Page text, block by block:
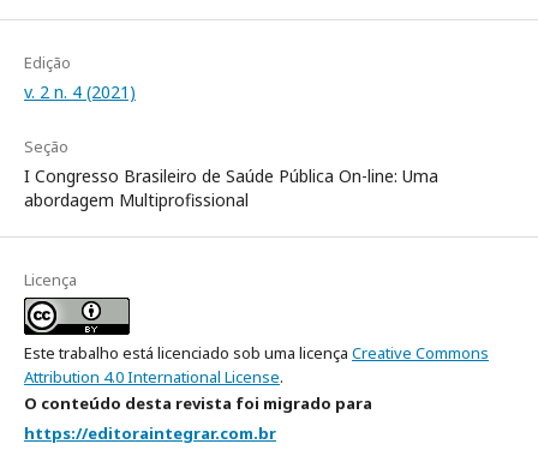
Edição
v. 2 n. 4 (2021)
Seção
I Congresso Brasileiro de Saúde Pública On-line: Uma
abordagem Multiprofissional
Licença
Este trabalho está licenciado sob uma licença Creative Commons
Attribution 4.0 International License.
O conteúdo desta revista foi migrado para
https://editoraintegrar.com.br